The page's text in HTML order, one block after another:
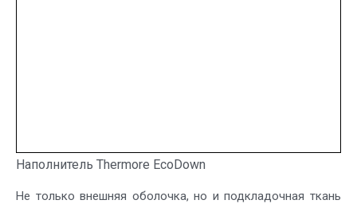
Наполнитель Thermore EcoDown
Не только внешняя оболочка, но и подкладочная ткань